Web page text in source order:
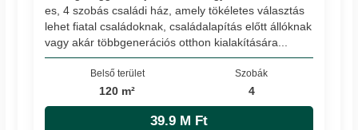
es, 4 szobás családi ház, amely tökéletes választás
lehet fiatal családoknak, családalapítás előtt állóknak
vagy akár többgenerációs otthon kialakítására...
Belső terület
120 m²
Szobák
4
39.9 M Ft